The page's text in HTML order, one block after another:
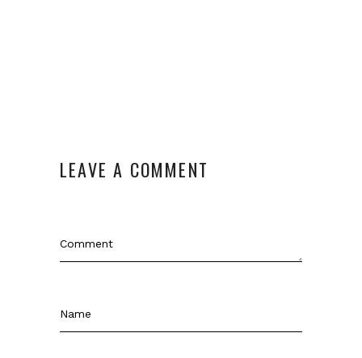
LEAVE A COMMENT